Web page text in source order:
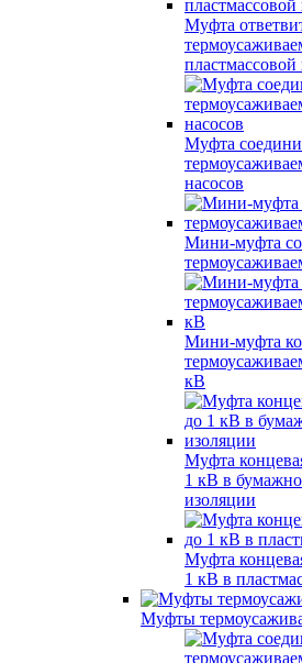
Муфта
пластмассовой
Муфта
насосов
Мини-муфта
Мини-муфта
кВ
Муфта
1 кВ в
изоляции
Муфта
1 кВ в
Муфты